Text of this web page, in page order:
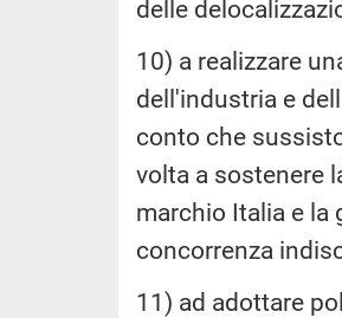
delle
10) a realizzare
dell'industria e
conto che
volta a sostenere
marchio Italia e la
concorrenza
11) ad adottare